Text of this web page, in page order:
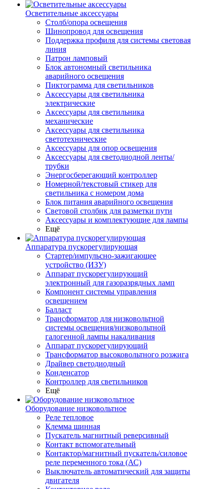
Осветительные аксессуары
Столб/опора освещения
Шинопровод для освещения
Поддержка профиля для системы световая
линия
Патрон ламповый
Блок автономный светильника
аварийного освещения
Пиктограмма для светильников
Аксессуары для светильника
электрические
Аксессуары для светильника
механические
Аксессуары для светильника
светотехнические
Аксессуары для опор освещения
Аксессуары для светодиодной ленты/
трубки
Энергосберегающий контроллер
Номерной/текстовый стикер для
светильника с номером дома
Блок питания аварийного освещения
Световой столбик для разметки пути
Аксессуары и комплектующие для лампы
Ещё
Аппаратура пускорегулирующая
Стартер/импульсно-зажигающее
устройство (ИЗУ)
Аппарат пускорегулирующий
электронный для газоразрядных ламп
Компонент системы управления
освещением
Балласт
Трансформатор для низковольтной
системы освещения/низковольтной
галогенной лампы накаливания
Аппарат пускорегулирующий
Трансформатор высоковольтного розжига
Драйвер светодиодный
Конденсатор
Контроллер для светильников
Ещё
Оборудование низковольтное
Реле тепловое
Клемма шинная
Пускатель магнитный реверсивный
Контакт вспомогательный
Контактор/магнитный пускатель/силовое
реле переменного тока (АС)
Выключатель автоматический для защиты
двигателя